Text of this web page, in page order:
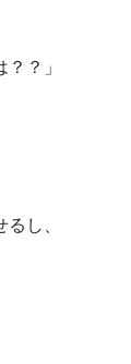
？」
し、